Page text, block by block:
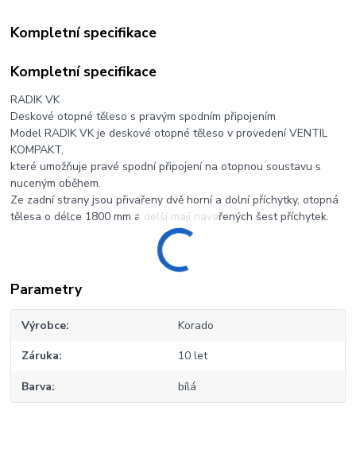
Kompletní specifikace
Kompletní specifikace
RADIK VK
Deskové otopné těleso s pravým spodním připojením
Model RADIK VK je deskové otopné těleso v provedení VENTIL
KOMPAKT,
které umožňuje pravé spodní připojení na otopnou soustavu s
nuceným oběhem.
Ze zadní strany jsou přivařeny dvě horní a dolní příchytky, otopná
tělesa o délce 1800 mm a delší mají navařených šest příchytek.
Parametry
Výrobce Korado
Záruka 10 let
Barva bílá